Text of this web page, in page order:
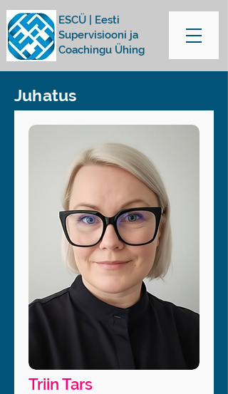
ESCÜ | Eesti
Supervisiooni ja
Coachingu Ühing
Juhatus
Triin Tars